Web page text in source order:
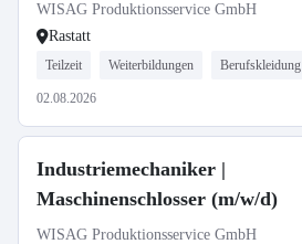
WISAG Produktionsservice GmbH
Rastatt
Teilzeit Weiterbildungen Berufskleidung
02.08.2026
Industriemechaniker |
Maschinenschlosser (m/w/d)
WISAG Produktionsservice GmbH